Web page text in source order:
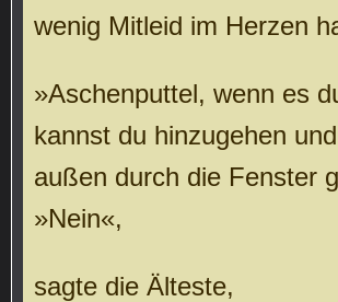
wenig Mitleid im Herzen
»Aschenputtel, wenn es
kannst du hinzugehen
außen durch die Fenster
»Nein«,
sagte die Älteste,